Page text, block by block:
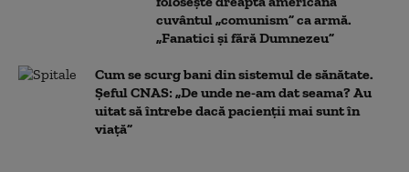
cuvântul „comunism” ca armă.
„Fanatici și fără Dumnezeu”
Cum se scurg bani din sistemul de sănătate.
Șeful CNAS: „De unde ne-am dat seama? Au
uitat să întrebe dacă pacienții mai sunt în
viață”